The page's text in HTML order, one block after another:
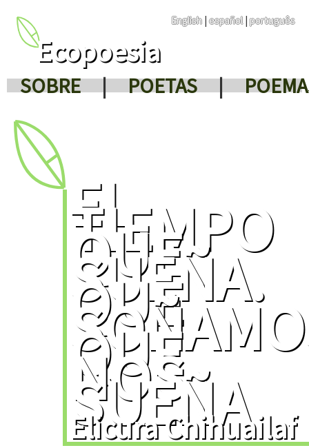
English | español |português
Ecopoesia
SOBRE | POETAS |
EL
TIEMPO
QUE
SUEÑA.
QUE
QUE
NOS
SUEÑA
Elicura Chihuailaf